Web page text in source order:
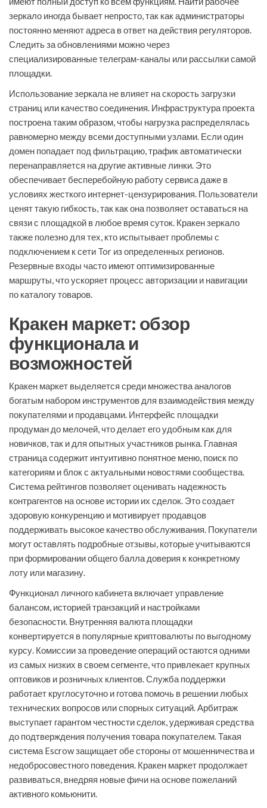
зеркало иногда бывает непросто, так как администраторы
постоянно меняют адреса в ответ на действия регуляторов.
Следить за обновлениями можно через
специализированные телеграм-каналы или рассылки самой
площадки.
Использование зеркала не влияет на скорость загрузки
страниц или качество соединения. Инфраструктура проекта
построена таким образом, чтобы нагрузка распределялась
равномерно между всеми доступными узлами. Если один
домен попадает под фильтрацию, трафик автоматически
перенаправляется на другие активные линки. Это
обеспечивает бесперебойную работу сервиса даже в
условиях жесткого интернет-цензурирования. Пользователи
ценят такую гибкость, так как она позволяет оставаться на
связи с площадкой в любое время суток. Кракен зеркало
также полезно для тех, кто испытывает проблемы с
подключением к сети Tor из определенных регионов.
Резервные входы часто имеют оптимизированные
маршруты, что ускоряет процесс авторизации и навигации
по каталогу товаров.
Кракен маркет: обзор
функционала и
возможностей
Кракен маркет выделяется среди множества аналогов
богатым набором инструментов для взаимодействия между
покупателями и продавцами. Интерфейс площадки
продуман до мелочей, что делает его удобным как для
новичков, так и для опытных участников рынка. Главная
страница содержит интуитивно понятное меню, поиск по
категориям и блок с актуальными новостями сообщества.
Система рейтингов позволяет оценивать надежность
контрагентов на основе истории их сделок. Это создает
здоровую конкуренцию и мотивирует продавцов
поддерживать высокое качество обслуживания. Покупатели
могут оставлять подробные отзывы, которые учитываются
при формировании общего балла доверия к конкретному
лоту или магазину.
Функционал личного кабинета включает управление
балансом, историей транзакций и настройками
безопасности. Внутренняя валюта площадки
конвертируется в популярные криптовалюты по выгодному
курсу. Комиссии за проведение операций остаются одними
из самых низких в своем сегменте, что привлекает крупных
оптовиков и розничных клиентов. Служба поддержки
работает круглосуточно и готова помочь в решении любых
технических вопросов или спорных ситуаций. Арбитраж
выступает гарантом честности сделок, удерживая средства
до подтверждения получения товара покупателем. Такая
система Escrow защищает обе стороны от мошенничества и
недобросовестного поведения. Кракен маркет продолжает
развиваться, внедряя новые фичи на основе пожеланий
активного комьюнити.